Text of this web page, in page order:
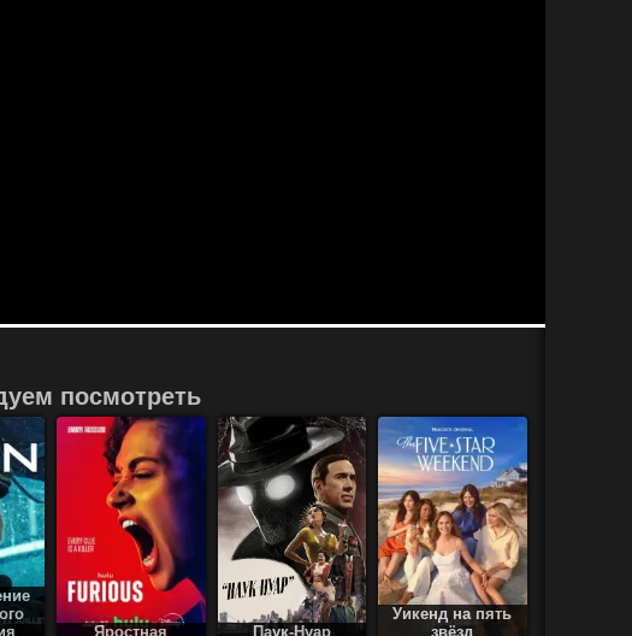
посмотреть
Яростная Паук-Нуар
Уикенд на пять
звёзд